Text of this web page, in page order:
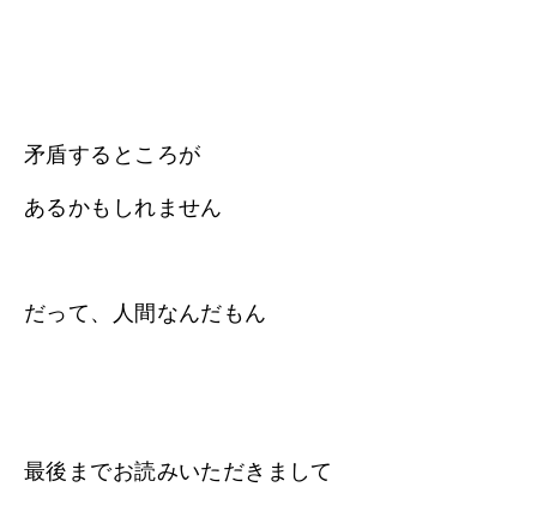
矛盾するところが
あるかもしれません
だって、人間なんだもん
最後までお読みいただきまして